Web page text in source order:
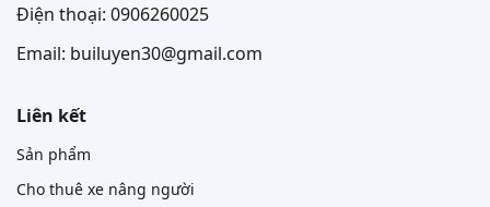
Điện thoại: 0906260025
Email: builuyen30@gmail.com
Liên kết
Sản phẩm
Cho thuê xe nâng người